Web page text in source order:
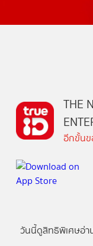
THE
อีกขั้นข
วันนี้ดูสิทธิพิเศษอ่า